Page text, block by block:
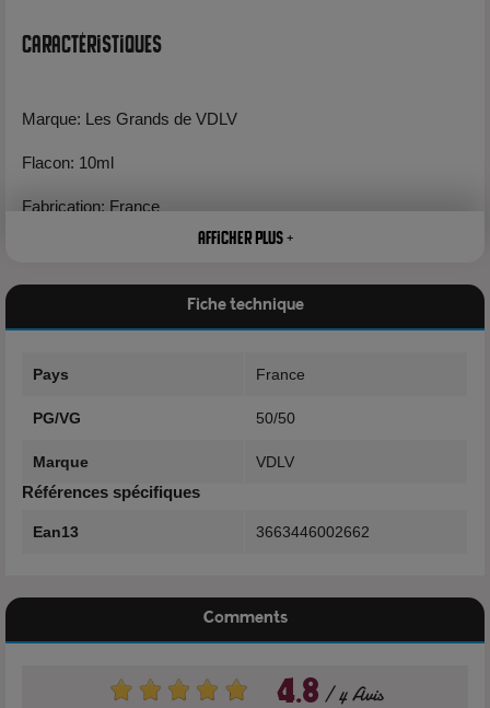
Caractéristiques
Marque: Les Grands de VDLV
Flacon: 10ml
Fabrication: France
Nicotine: 0mg - 3mg - 6mg
Composition
50% Propylène Glycol
50% Glycérine Végétale
Afficher plus +
Fiche technique
Pays France
PG/VG 50/50
Marque VDLV
Références spécifiques
Ean13 3663446002662
Comments
4.8 4 Avis